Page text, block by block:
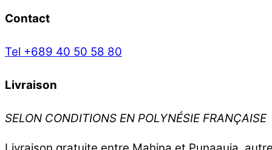
Contact
Tel +689 40 50 58 80
Livraison
SELON CONDITIONS EN POLYNÉSIE FRANÇAISE